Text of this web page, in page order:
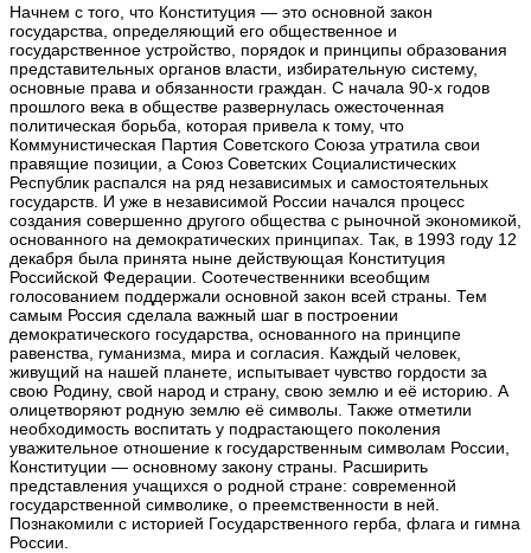
Начнем с того, что Конституция — это основной закон
государства, определяющий его общественное и
государственное устройство, порядок и принципы образования
представительных органов власти, избирательную систему,
основные права и обязанности граждан. С начала 90-х годов
прошлого века в обществе развернулась ожесточенная
политическая борьба, которая привела к тому, что
Коммунистическая Партия Советского Союза утратила свои
правящие позиции, а Союз Советских Социалистических
Республик распался на ряд независимых и самостоятельных
государств. И уже в независимой России начался процесс
создания совершенно другого общества с рыночной экономикой,
основанного на демократических принципах. Так, в 1993 году 12
декабря была принята ныне действующая Конституция
Российской Федерации. Соотечественники всеобщим
голосованием поддержали основной закон всей страны. Тем
самым Россия сделала важный шаг в построении
демократического государства, основанного на принципе
равенства, гуманизма, мира и согласия. Каждый человек,
живущий на нашей планете, испытывает чувство гордости за
свою Родину, свой народ и страну, свою землю и её историю. А
олицетворяют родную землю её символы. Также отметили
необходимость воспитать у подрастающего поколения
уважительное отношение к государственным символам России,
Конституции — основному закону страны. Расширить
представления учащихся о родной стране: современной
государственной символике, о преемственности в ней.
Познакомили с историей Государственного герба, флага и гимна
России.